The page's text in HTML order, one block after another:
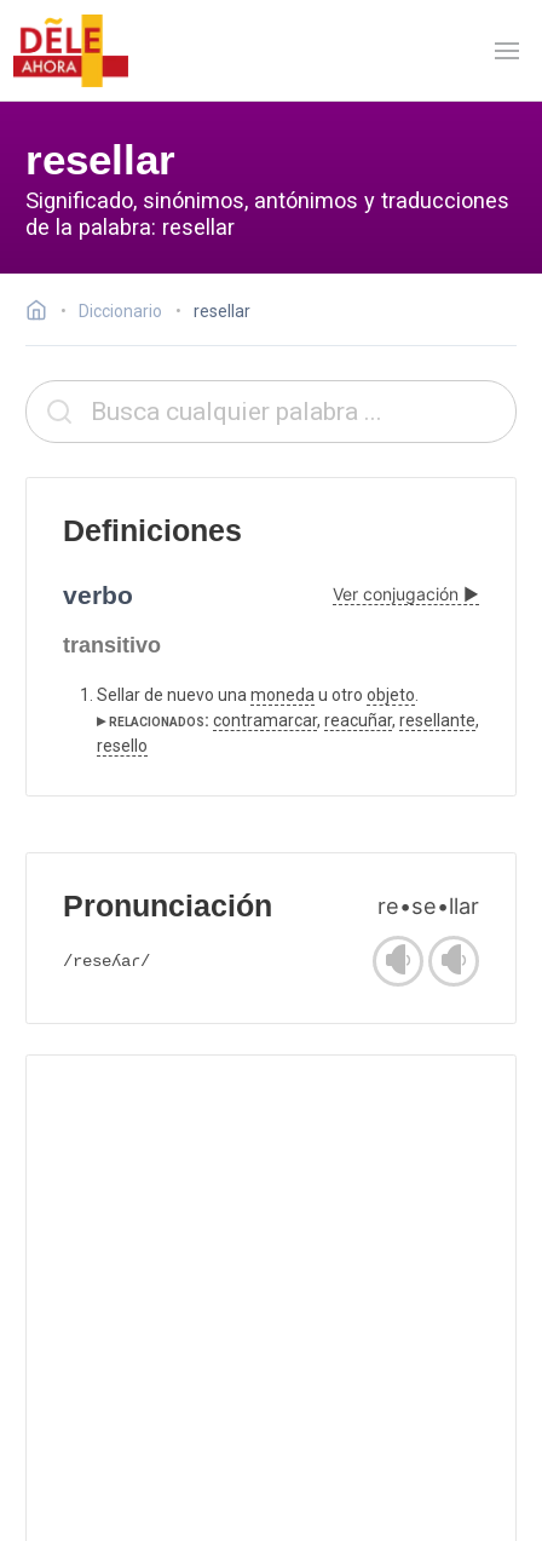
resellar
Significado, sinónimos, antónimos y traducciones
de la palabra: resellar
Diccionario resellar
Definiciones
verbo Ver conjugación ▶
transitivo
Sellar de nuevo una moneda u otro objeto
▸ relacionados: contramarcar, reacuñar, resellante,
resello
Pronunciación re•se•llar
/reseʎaɾ/